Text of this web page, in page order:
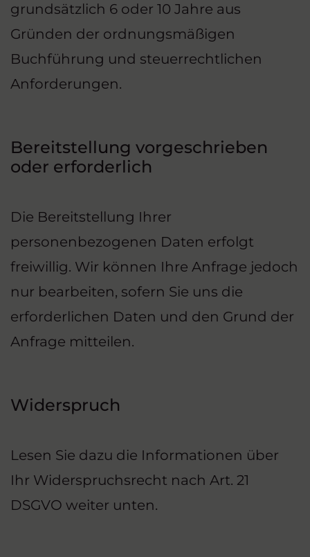
grundsätzlich 6 oder 10 Jahre aus
Gründen der ordnungsmäßigen
Buchführung und steuerrechtlichen
Anforderungen.
Bereitstellung vorgeschrieben
oder erforderlich
Die Bereitstellung Ihrer
personenbezogenen Daten erfolgt
freiwillig. Wir können Ihre Anfrage jedoch
nur bearbeiten, sofern Sie uns die
erforderlichen Daten und den Grund der
Anfrage mitteilen.
Widerspruch
Lesen Sie dazu die Informationen über
Ihr Widerspruchsrecht nach Art. 21
DSGVO weiter unten.